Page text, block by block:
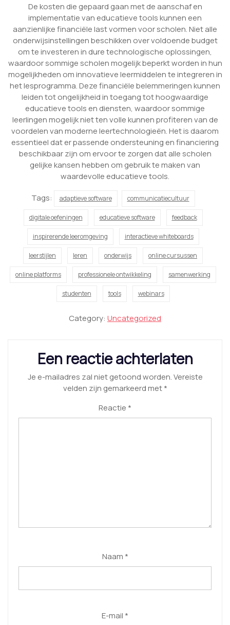
De kosten die gepaard gaan met de aanschaf en
implementatie van educatieve tools kunnen een
aanzienlijke financiële last vormen voor scholen. Niet alle
onderwijsinstellingen beschikken over voldoende budget
om te investeren in dure technologische oplossingen,
waardoor sommige scholen mogelijk beperkt worden in hun
mogelijkheden om innovatieve leermiddelen te integreren in
het lesprogramma. Deze financiële belemmeringen kunnen
leiden tot ongelijkheid in toegang tot hoogwaardige
educatieve tools en diensten, waardoor sommige
leerlingen mogelijk niet ten volle kunnen profiteren van de
voordelen van moderne leertechnologieën. Het is daarom
essentieel dat er passende ondersteuning en financiering
beschikbaar zijn om ervoor te zorgen dat alle scholen
gelijke kansen hebben om gebruik te maken van
waardevolle educatieve tools.
Tags:
adaptieve software communicatiecultuur
digitale oefeningen educatieve software feedback
inspirerende leeromgeving interactieve whiteboards
leerstijlen leren onderwijs online cursussen
online platforms professionele ontwikkeling samenwerking
studenten tools webinars
Category: Uncategorized
Een reactie achterlaten
Je e-mailadres zal niet getoond worden.Vereiste
velden zijn gemarkeerd met*
Reactie *
Naam *
E-mail *